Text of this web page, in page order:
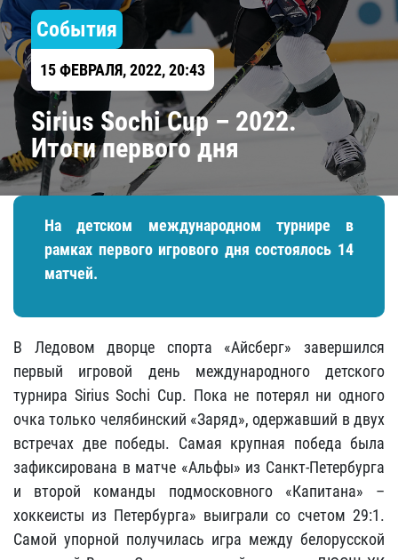
События
15 ФЕВРАЛЯ, 2022, 20:43
Sirius Sochi Cup – 2022.
Итоги первого дня
На детском международном турнире в
рамках первого игрового дня состоялось 14
матчей.
В Ледовом дворце спорта «Айсберг» завершился
первый игровой день международного детского
турнира Sirius Sochi Cup. Пока не потерял ни одного
очка только челябинский «Заряд», одержавший в двух
встречах две победы. Самая крупная победа была
зафиксирована в матче «Альфы» из Санкт-Петербурга
и второй команды подмосковного «Капитана» –
хоккеисты из Петербурга» выиграли со счетом 29:1.
Самой упорной получилась игра между белорусской